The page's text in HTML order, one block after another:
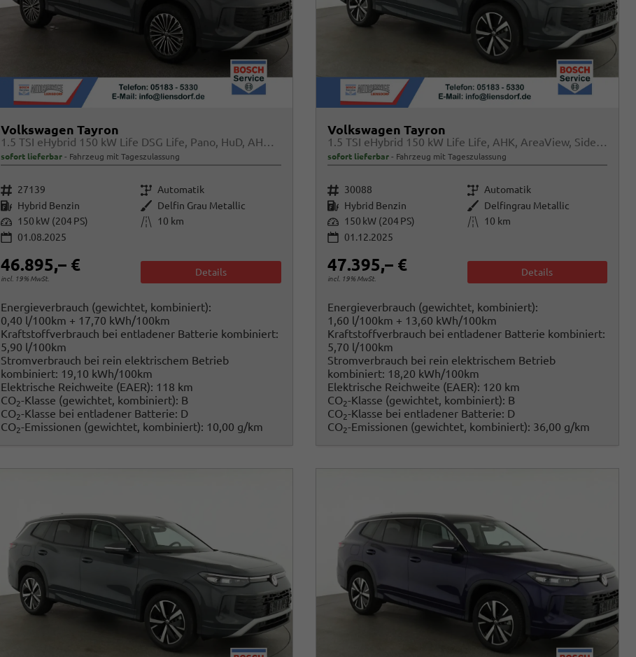
Volkswagen Tayron
1.5 TSI eHybrid 150 kW Life DSG Life, Pano, HuD, AHK, LED-Plus, Navi, 18-Zoll, 5-J Garantie
sofort lieferbar Fahrzeug mit Tageszulassung
Fahrzeugnr. 27139 Getriebe Automatik
Kraftstoff Hybrid Benzin Außenfarbe Delfin Grau Metallic
Leistung 150 kW (204 PS) Kilometerstand 10 km
01.08.2025
46.895,– €
incl. 19% MwSt.
Details
Energieverbrauch (gewichtet, kombiniert):
0,40 l/100km + 17,70 kWh/100km
Kraftstoffverbrauch bei entladener Batterie kombiniert:
5,90 l/100km
Stromverbrauch bei rein elektrischem Betrieb
kombiniert: 19,10 kWh/100km
Elektrische Reichweite (EAER): 118 km
CO2-Klasse (gewichtet, kombiniert): B
CO2-Klasse bei entladener Batterie: D
CO2-Emissionen (gewichtet, kombiniert): 10,00 g/km
Volkswagen Tayron
1.5 TSI eHybrid 150 kW Life Life, AHK, AreaView, Side, Navi, Winter, 5-J. Garantie
sofort lieferbar Fahrzeug mit Tageszulassung
Fahrzeugnr. 30088 Getriebe Automatik
Kraftstoff Hybrid Benzin Außenfarbe Delfingrau Metallic
Leistung 150 kW (204 PS) Kilometerstand
10 km
01.12.2025
47.395,– €
incl. 19% MwSt.
Details
Energieverbrauch (gewichtet, kombiniert):
1,60 l/100km + 13,60 kWh/100km
Kraftstoffverbrauch bei entladener Batterie kombiniert:
5,70 l/100km
Stromverbrauch bei rein elektrischem Betrieb
kombiniert: 18,20 kWh/100km
Elektrische Reichweite (EAER): 120 km
CO2-Klasse (gewichtet, kombiniert): B
CO2-Klasse bei entladener Batterie: D
CO2-Emissionen (gewichtet, kombiniert): 36,00 g/km